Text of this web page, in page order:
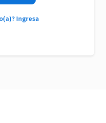
Ingresa